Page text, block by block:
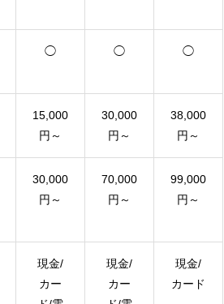
◯ ◯ ◯
15,000
円～
30,000
円～
38,000
円～
30,000
円～
70,000
円～
99,000
円～
現金/
カー
現金/
カー
現金/
カード